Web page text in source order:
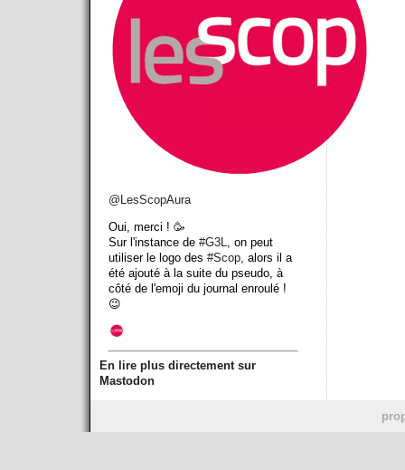
@ LesScopAura
Oui, merci ! 🥳
Sur l'instance de #G3L, on peut
utiliser le logo des #Scop, alors il a
été ajouté à la suite du pseudo, à
côté de l'emoji du journal enroulé !
😉
En lire plus directement sur
Mastodon